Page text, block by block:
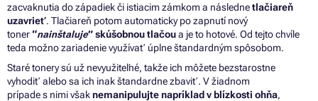
zacvaknutia dozápadiekči istiacim zámkoma následnetlačiareň
uzavrieť. Tlačiareň potom automatickypozapnutí nový
toner“nainštaluje” skúšobnou tlačoua je to hotové. Od tejto chvíle
teda možno zariadenie využívať úplne štandardným spôsobom.
Staré tonery sú už nevyužiteľné, takže ich môžete bezstarostne
vyhodiť alebosa ich inak štandardne zbaviť. Vžiadnom
prípades nimi všaknemanipulujte napríkladv blízkosti ohňa,